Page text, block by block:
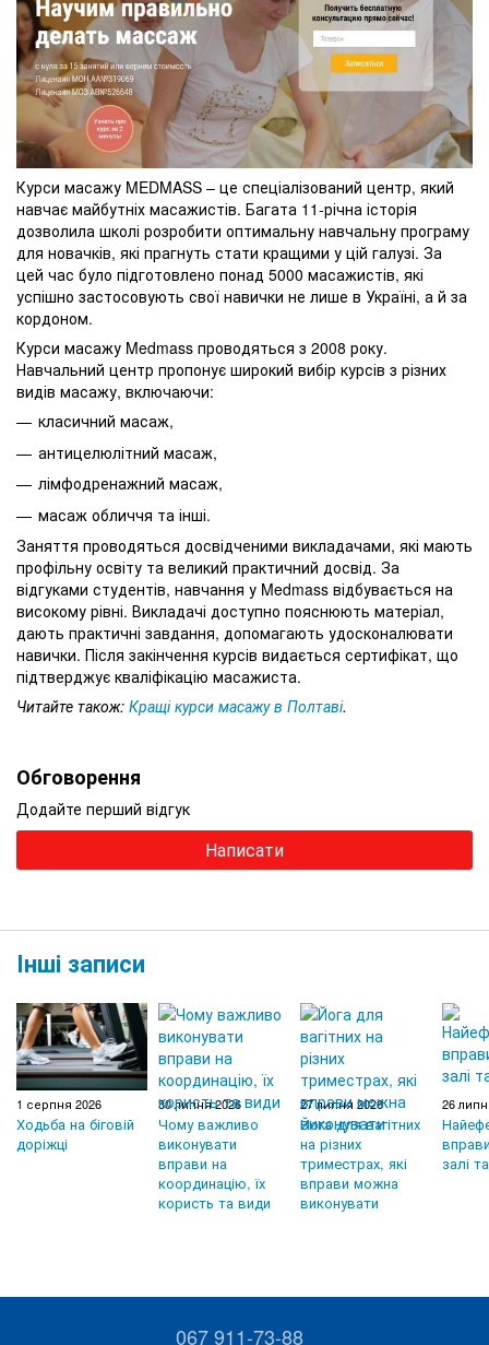
Курси масажу MEDMASS – це спеціалізований центр, який
навчає майбутніх масажистів. Багата 11-річна історія
дозволила школі розробити оптимальну навчальну програму
для новачків, які прагнуть стати кращими у цій галузі. За
цей час було підготовлено понад 5000 масажистів, які
успішно застосовують свої навички не лише в Україні, а й за
кордоном.
Курси масажу Medmass проводяться з 2008 року.
Навчальний центр пропонує широкий вибір курсів з різних
видів масажу, включаючи:
класичний масаж,
антицелюлітний масаж,
лімфодренажний масаж,
масаж обличчя та інші.
Заняття проводяться досвідченими викладачами, які мають
профільну освіту та великий практичний досвід. За
відгуками студентів, навчання у Medmass відбувається на
високому рівні. Викладачі доступно пояснюють матеріал,
дають практичні завдання, допомагають удосконалювати
навички. Після закінчення курсів видається сертифікат, що
підтверджує кваліфікацію масажиста.
Читайте також: Кращі курси масажу в Полтаві.
Обговорення
Додайте перший відгук
Написати
Інші записи
1 серпня 2026
Ходьба на біговій
доріжці
30 липня 2026
Чому важливо
виконувати
вправи на
координацію, їх
користь та види
27 липня 2026
Йога для вагітних
на різних
триместрах, які
вправи можна
виконувати
26
залі
067 911-73-88